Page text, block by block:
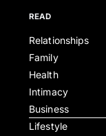
READ
Relationships
Family
Health
Intimacy
Business
Lifestyle